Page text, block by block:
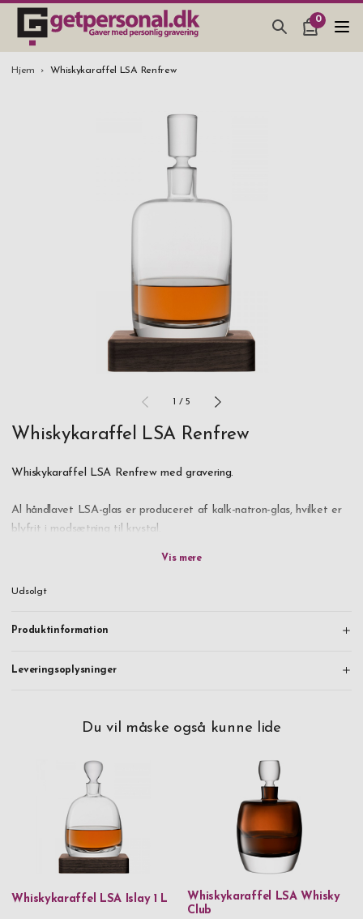
0
GAVEARTIKLAR & TING
SMYKKER & ACCESSORIES
STUDENTERGAVE 2026
Hjem Whiskykaraffel LSA Renfrew
1 /5
Whiskykaraffel LSA Renfrew
Whiskykaraffel LSA Renfrew med gravering.
Al håndlavet LSA-glas er produceret af kalk-natron-glas, hvilket er
blyfrit i modsætning til krystal.
skabe den rette ”opskrift” og blande ingredienserne videnskabeligt i
produkts tekstur, konsistens, farve og klarhed bliver som ønsket.
gasopvarmet brændingsovn. Sommetider kan luftbobler blive fanget
del af processen bag håndlavet, mundblæst glas.
Udsolgt
Produktinformation
Leveringsoplysninger
Du vil måske også kunne lide
Whiskykaraffel LSA Islay 1 L
Whiskykaraffel LSA Whisky
Club